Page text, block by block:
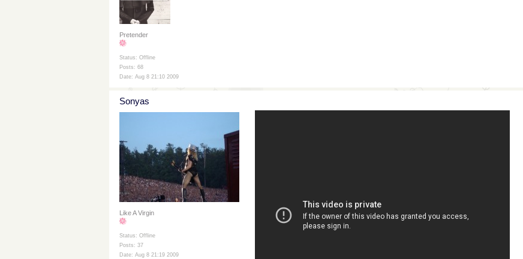
Pretender
Status: Offline
Posts: 68
Date: Aug 8 21:10 2009
Sonyas
Like A Virgin
Status: Offline
Posts: 37
Date: Aug 8 21:19 2009